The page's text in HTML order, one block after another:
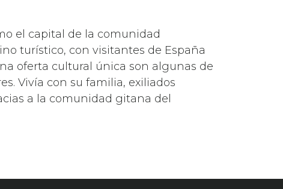
el capital de la comunidad
turístico, con visitantes de España
oferta cultural única son algunas de
Vivía con su familia, exiliados
a la comunidad gitana del